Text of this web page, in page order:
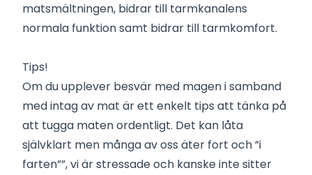
matsmältningen, bidrar till tarmkanalens
normala funktion samt bidrar till tarmkomfort.
Tips!
Om du upplever besvär med magen i samband
med intag av mat är ett enkelt tips att tänka på
att tugga maten ordentligt. Det kan låta
självklart men många av oss äter fort och ”i
farten””, vi är stressade och kanske inte sitter